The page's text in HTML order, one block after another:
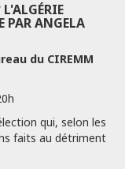
PAR ANGELA
du CIREMM
qui, selon les
faits au détriment